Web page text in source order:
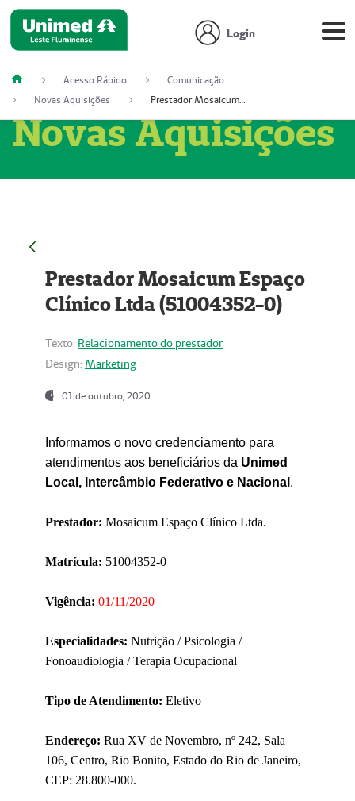
Login
Acesso Rápido
Comunicação
Novas Aquisições
Prestador Mosaicum Espaço Clínico Ltda (51004352-0)
Novas Aquisições
Prestador Mosaicum Espaço
Clínico Ltda (51004352-0)
Texto: Relacionamento do prestador
Design: Marketing
01 de outubro, 2020
Informamos o novo credenciamento para
atendimentos aos beneficiários da Unimed
Local, Intercâmbio Federativo e Nacional .
Prestador: Mosaicum Espaço Clínico Ltda.
Matrícula: 51004352-0
Vigência: 01/11/2020
Especialidades: Nutrição / Psicologia /
Fonoaudiologia / Terapia Ocupacional
Tipo de Atendimento: Eletivo
Endereço: Rua XV de Novembro, nº 242, Sala
106, Centro, Rio Bonito, Estado do Rio de Janeiro,
CEP: 28.800-000.